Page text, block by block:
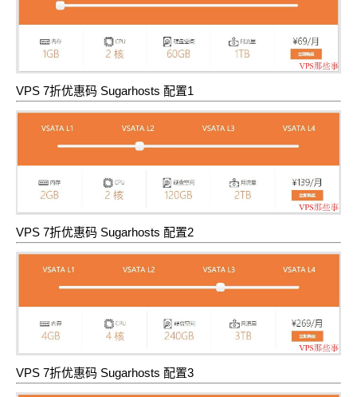
VPS 7折优惠码 Sugarhosts 配置1
VPS 7折优惠码 Sugarhosts 配置2
VPS 7折优惠码 Sugarhosts 配置3